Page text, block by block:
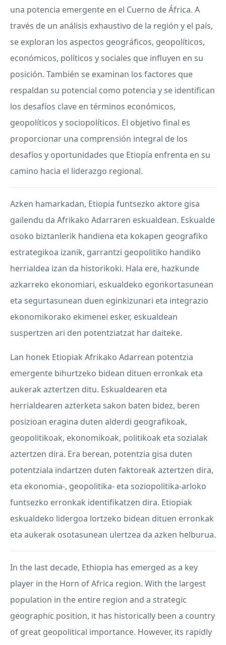
una potencia emergente en el Cuerno de África. A
través de un análisis exhaustivo de la región y el país,
se exploran los aspectos geográficos, geopolíticos,
económicos, políticos y sociales que influyen en su
posición. También se examinan los factores que
respaldan su potencial como potencia y se identifican
los desafíos clave en términos económicos,
geopolíticos y sociopolíticos. El objetivo final es
proporcionar una comprensión integral de los
desafíos y oportunidades que Etiopía enfrenta en su
camino hacia el liderazgo regional.
Azken hamarkadan, Etiopia funtsezko aktore gisa
gailendu da Afrikako Adarraren eskualdean. Eskualde
osoko biztanlerik handiena eta kokapen geografiko
estrategikoa izanik, garrantzi geopolitiko handiko
herrialdea izan da historikoki. Hala ere, hazkunde
azkarreko ekonomiari, eskualdeko egonkortasunean
eta segurtasunean duen eginkizunari eta integrazio
ekonomikorako ekimenei esker, eskualdean
suspertzen ari den potentziatzat har daiteke.
Lan honek Etiopiak Afrikako Adarrean potentzia
emergente bihurtzeko bidean dituen erronkak eta
aukerak aztertzen ditu. Eskualdearen eta
herrialdearen azterketa sakon baten bidez, beren
posizioan eragina duten alderdi geografikoak,
geopolitikoak, ekonomikoak, politikoak eta sozialak
aztertzen dira. Era berean, potentzia gisa duten
potentziala indartzen duten faktoreak aztertzen dira,
eta ekonomia-, geopolitika- eta soziopolitika-arloko
funtsezko erronkak identifikatzen dira. Etiopiak
eskualdeko lidergoa lortzeko bidean dituen erronkak
eta aukerak osotasunean ulertzea da azken helburua.
In the last decade, Ethiopia has emerged as a key
player in the Horn of Africa region. With the largest
population in the entire region and a strategic
geographic position, it has historically been a country
of great geopolitical importance. However, its rapidly